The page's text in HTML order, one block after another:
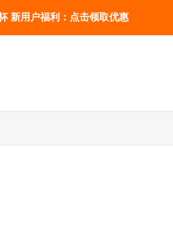
新用户福利：点击领取优惠